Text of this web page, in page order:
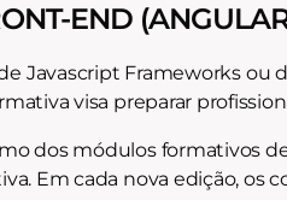
END
Javascript Frameworks
visa preparar
dos módulos formativos
Em cada nova edição, os